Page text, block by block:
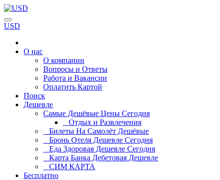
USD
О нас
О компании
Вопросы и Ответы
Работа и Вакансии
Оплатить Картой
Поиск
Дешевле
Самые Дешёвые Цены Сегодня
Отдых и Развлечения
Билеты На Самолёт Дешёвые
Бронь Отеля Дешевле Сегодня
Еда Здоровая Дешевле Сегодня
Карта Банка Дебетовая Дешевле
СИМ КАРТА
Бесплатно